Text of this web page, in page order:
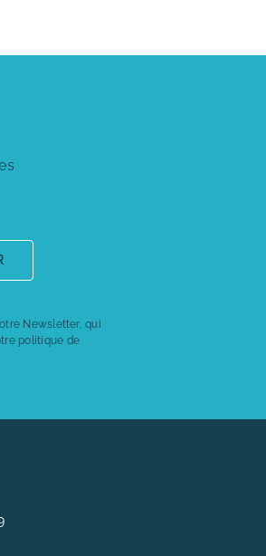
Newsletter, qui
politique de